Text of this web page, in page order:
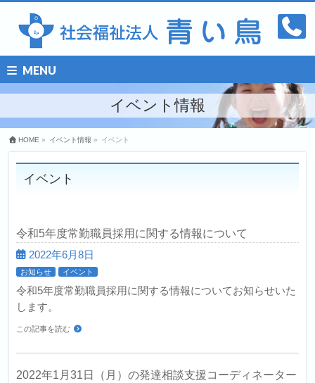
MENU
イベント情報
HOME » イベント情報 » イベント
イベント
令和5年度常勤職員採用に関する情報について
2022年6月8日
お知らせ イベント
令和5年度常勤職員採用に関する情報についてお知らせいた
します。
この記事を読む
2022年1月31日（月）の発達相談支援コーディネーター